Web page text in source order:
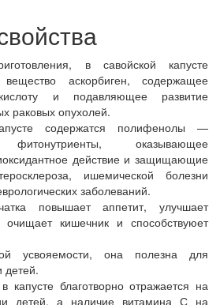
в савойской капусте
вещество аскорбиген, содержащее
и подавляющее развитие
раковых опухолей.
содержатся полифенолы —
фитонутриенты, оказывающее
действие и защищающие
ишемической болезни
заболеваний.
повышает аппетит, улучшает
очищает кишечник и способствуюет
усвояемости, она полезна для
капусте благотворно отражается на
детей, а наличие витамина С на